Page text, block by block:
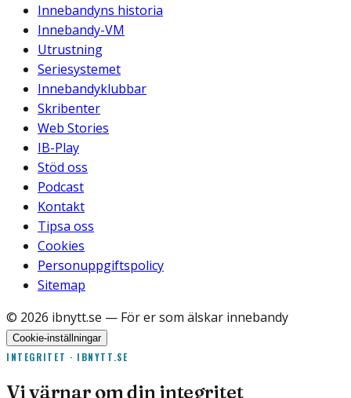
Innebandyns historia
Innebandy-VM
Utrustning
Seriesystemet
Innebandyklubbar
Skribenter
Web Stories
IB-Play
Stöd oss
Podcast
Kontakt
Tipsa oss
Cookies
Personuppgiftspolicy
Sitemap
© 2026 ibnytt.se — För er som älskar innebandy
Cookie-inställningar
INTEGRITET · IBNYTT.SE
Vi värnar om din integritet